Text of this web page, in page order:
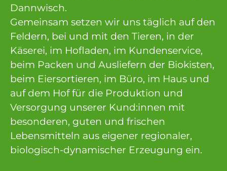
Dannwisch.
Gemeinsam setzen wir uns täglich auf den
Feldern, bei und mit den Tieren, in der
Käserei, im Hofladen, im Kundenservice,
beim Packen und Ausliefern der Biokisten,
beim Eiersortieren, im Büro, im Haus und
auf dem Hof für die Produktion und
Versorgung unserer Kund:innen mit
besonderen, guten und frischen
Lebensmitteln aus eigener regionaler,
biologisch-dynamischer Erzeugung ein.